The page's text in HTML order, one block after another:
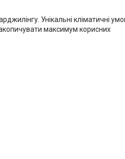
Унікальні кліматичні
максимум корисних